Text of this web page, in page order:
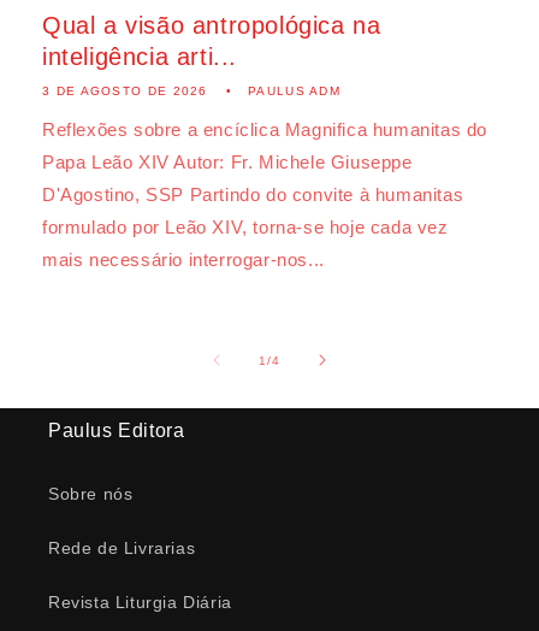
Qual a visão antropológica na
inteligência arti...
3 DE AGOSTO DE 2026 PAULUS ADM
Reflexões sobre a encíclica Magnifica humanitas do
Papa Leão XIV Autor: Fr. Michele Giuseppe
D'Agostino, SSP Partindo do convite à humanitas
formulado por Leão XIV, torna-se hoje cada vez
mais necessário interrogar-nos...
1/de4
Paulus Editora
Sobre nós
Rede de Livrarias
Revista Liturgia Diária